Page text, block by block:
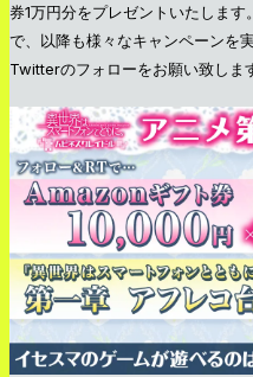
券1万円分をプレゼントいたしま
で、以降も様々なキャンペーンを
Twitterのフォローをお願い致しま